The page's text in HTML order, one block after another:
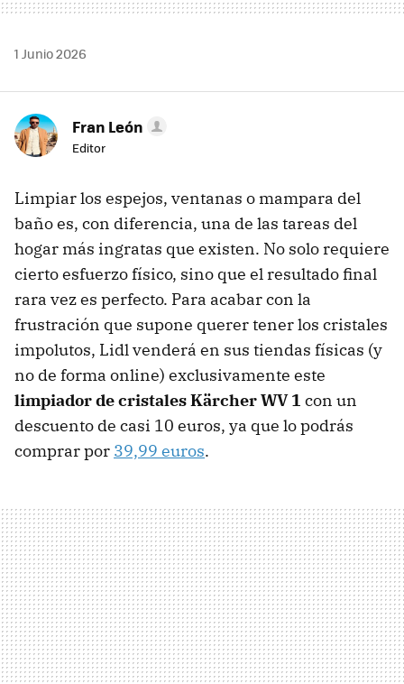
1 Junio 2026
Fran León
Editor
Limpiar los espejos, ventanas o mampara del
baño es, con diferencia, una de las tareas del
hogar más ingratas que existen. No solo requiere
cierto esfuerzo físico, sino que el resultado final
rara vez es perfecto. Para acabar con la
frustración que supone querer tener los cristales
impolutos, Lidl venderá en sus tiendas físicas (y
no de forma online) exclusivamente este
limpiador de cristales Kärcher WV 1 con un
descuento de casi 10 euros, ya que lo podrás
comprar por 39,99 euros.